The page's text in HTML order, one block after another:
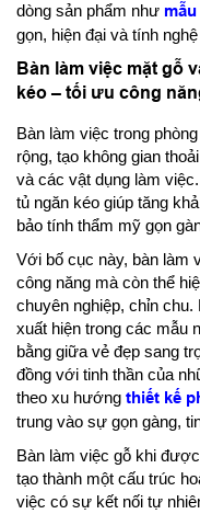
dòng sản phẩm như
gọn, hiện đại và tính
Bàn làm việc mặt gỗ
kéo – tối ưu công
Bàn làm việc trong
rộng, tạo không gian
và các vật dụng làm
tủ ngăn kéo giúp tăng
bảo tính thẩm mỹ gọn
Với bố cục này, bàn làm
công năng mà còn thể
chuyên nghiệp, chỉn
xuất hiện trong các mẫu
bằng giữa vẻ đẹp sang
đồng với tinh thần của
theo xu hướng thiết kế
trung vào sự gọn gàng,
Bàn làm việc gỗ khi
tạo thành một cấu trúc
việc có sự kết nối tự